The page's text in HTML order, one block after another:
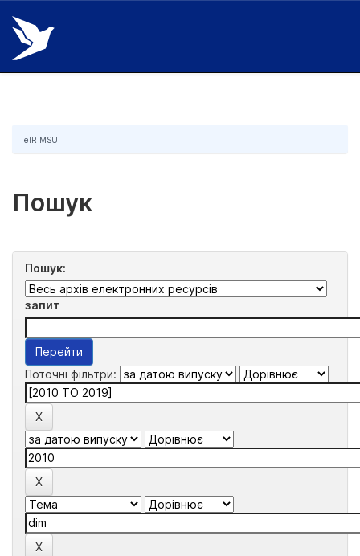
Skip
navigation
eIR MSU
Пошук
Пошук:
запит
Поточні фільтри: